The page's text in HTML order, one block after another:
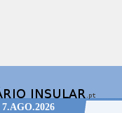
7.AGO.2026